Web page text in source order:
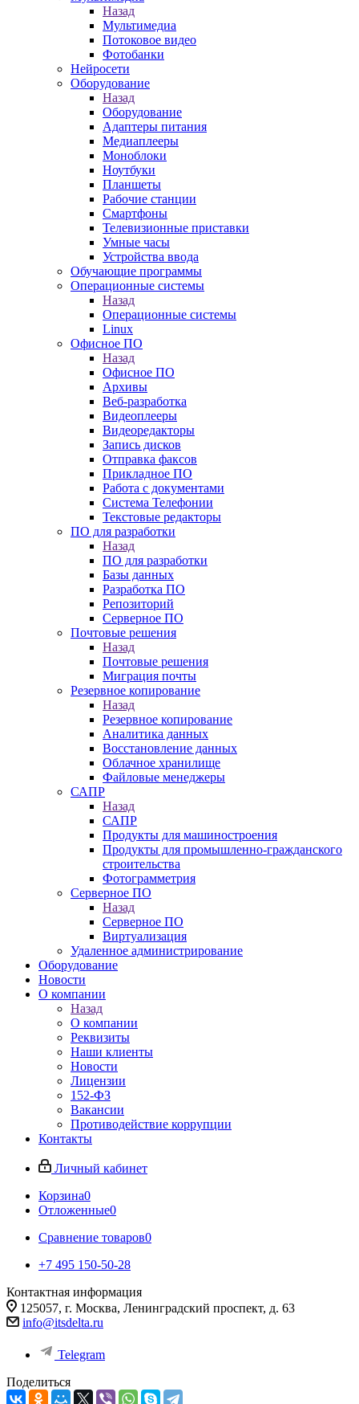
Назад
Мультимедиа
Потоковое видео
Фотобанки
Нейросети
Оборудование
Назад
Оборудование
Адаптеры питания
Медиаплееры
Моноблоки
Ноутбуки
Планшеты
Рабочие станции
Смартфоны
Телевизионные приставки
Умные часы
Устройства ввода
Обучающие программы
Операционные системы
Назад
Операционные системы
Linux
Офисное ПО
Назад
Офисное ПО
Архивы
Веб-разработка
Видеоплееры
Видеоредакторы
Запись дисков
Отправка факсов
Прикладное ПО
Работа с документами
Система Телефонии
Текстовые редакторы
ПО для разработки
Назад
ПО для разработки
Базы данных
Разработка ПО
Репозиторий
Серверное ПО
Почтовые решения
Назад
Почтовые решения
Миграция почты
Резервное копирование
Назад
Резервное копирование
Аналитика данных
Восстановление данных
Облачное хранилище
Файловые менеджеры
САПР
Назад
САПР
Продукты для машиностроения
Продукты для промышленно-гражданского
строительства
Фотограмметрия
Серверное ПО
Назад
Серверное ПО
Виртуализация
Удаленное администрирование
Оборудование
Новости
О компании
Назад
О компании
Реквизиты
Наши клиенты
Новости
Лицензии
152-ФЗ
Вакансии
Противодействие коррупции
Контакты
Личный кабинет
Корзина0
Отложенные0
Сравнение товаров0
+7 495 150-50-28
Контактная информация
125057, г. Москва, Ленинградский проспект, д. 63
info@itsdelta.ru
Telegram
Поделиться